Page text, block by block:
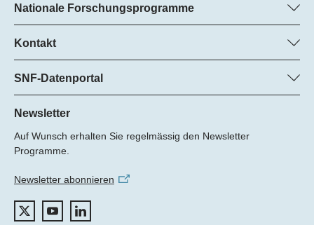
Nationale Forschungsprogramme
Hier finden Sie Informationen zu allen Nationalen
Forschungsprogrammen (NFP):
Alle NFP
Kontakt
Programm-Manager
Dr. Pascal Walther, SNF
Tel.: +
22
SNF-Datenportal
Hier finden Sie umfangreiche Informationen zu den vom SNF
geförderten Projekten.
Zum Datenportal
Newsletter
Auf Wunsch erhalten Sie regelmässig den Newsletter
Programme.
Newsletter abonnieren